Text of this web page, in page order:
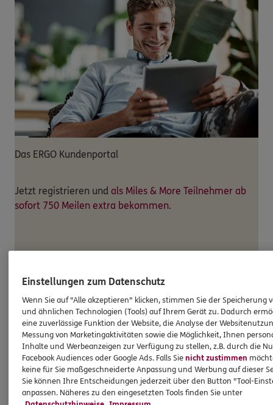
Das ERGO Kundenportal
Jetzt registrieren und als Miles & More Teilnehmer ab
sofort 750 Meilen extra bekommen.
Punktegutschrift beantragen.
Miles & More Punkte beantragen
UNSER TEAM
Unser Team am Standort
Einstellungen zum Datenschutz
Wenn Sie auf "Alle akzeptieren" klicken, stimmen Sie der Speicherung
und ähnlichen Technologien (Tools) auf Ihrem Gerät zu. Dadurch
eine zuverlässige Funktion der Website, die Analyse der
Messung von Marketingaktivitäten sowie die Möglichkeit, Ihnen
Inhalte und Werbeanzeigen zur Verfügung zu stellen, z.B. durch die
Facebook Audiences oder Google Ads. Falls Sienicht zustimmen
keine für Sie maßgeschneiderte Anpassung und Werbung auf dieser
Sie können Ihre Entscheidungen jederzeit über den Button "Tool-
anpassen. Näheres zu den eingesetzten Tools finden Sie unter